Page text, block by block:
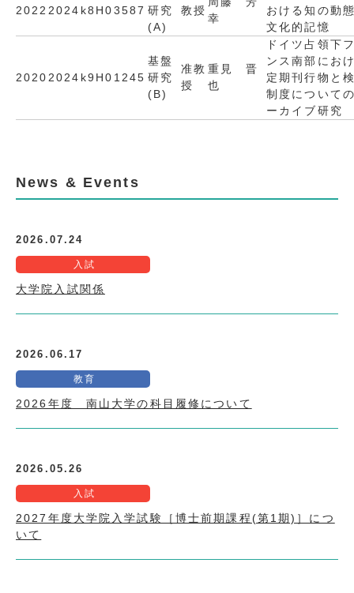
2022 2024 k8H03587 研究
(A)
教授
幸
おける知の動
文化的記憶
2020 2024 k9H01245
基盤
研究
(B)
准教
授
重見 晋
也
ドイツ占領下
ンス南部にお
定期刊行物と
制度について
ーカイブ研究
News & Events
2026.07.24
入試
大学院入試関係
2026.06.17
教育
2026年度 南山大学の科目履修について
2026.05.26
入試
2027年度大学院入学試験［博士前期課程(第1期)］につ
いて